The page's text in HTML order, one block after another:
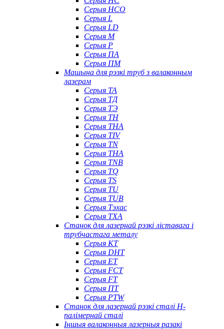
Серыя HCO
Серыя L
Серыя LD
Серыя М
Серыя P
Серыя ПА
Серыя ПМ
Машына для рэзкі труб з валаконным
лазерам
Серыя ТА
Серыя ТД
Серыя ТЭ
Серыя TH
Серыя THA
Серыя TIV
Серыя TN
Серыя ТНА
Серыя TNB
Серыя TQ
Серыя TS
Серыя TU
Серыя TUB
Серыя Тэхас
Серыя TXA
Станок для лазернай рэзкі ліставага і
трубчастага металу
Серыя КТ
Серыя DHT
Серыя ET
Серыя FCT
Серыя FT
Серыя ПТ
Серыя PTW
Станок для лазернай рэзкі сталі H-
палімернай сталі
Іншыя валаконныя лазерныя разакі